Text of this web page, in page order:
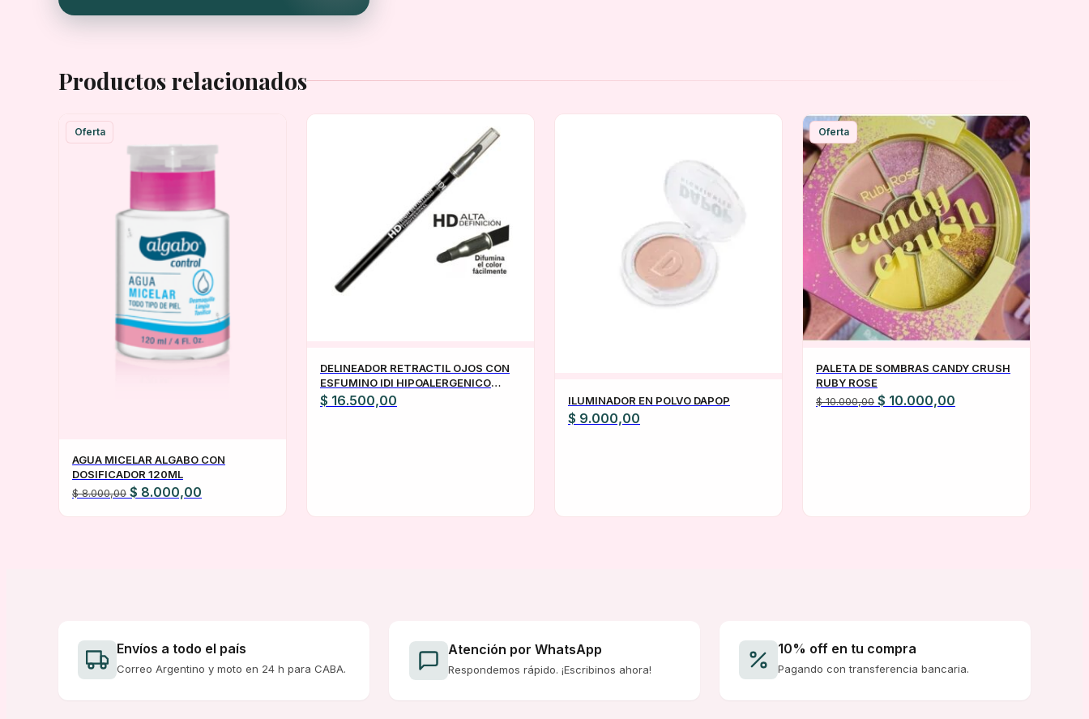
Productos relacionados
Oferta
AGUA MICELAR ALGABO CON
DOSIFICADOR 120ML
$8.000,00 El
precio
$ 8.000,00
precio
DELINEADOR RETRACTIL OJOS CON
ESFUMINO IDI HIPOALERGENICO
TODOS LOS TONOS
$ 16.500,00 ILUMINADOR EN POLVO DAPOP
$ 9.000,00
Oferta
PALETA DE SOMBRAS CANDY CRUSH
RUBY ROSE
$10.000,00 El
$ 10.000,00
Envíos a todo el país
Correo Argentino y moto en 24 h para CABA.
Atención por WhatsApp
Respondemos rápido. ¡Escribinos ahora!
10% off en tu compra
Pagando con transferencia bancaria.